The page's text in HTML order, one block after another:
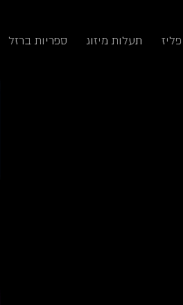
תעלות מיזוג ספריות ברזל